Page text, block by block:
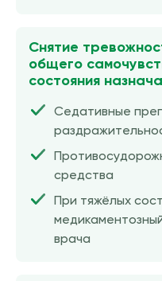
Снятие
общего
состояния
Седативные
средства
При тяжёлых
врача